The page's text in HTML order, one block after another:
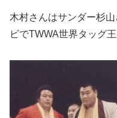
木村さんはサンダー杉
ビでTWWA世界タッグ王